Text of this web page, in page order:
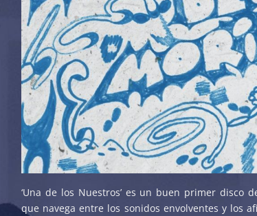
‘Una de los Nuestros’ es un buen primer disco
que navega entre los sonidos envolventes y los